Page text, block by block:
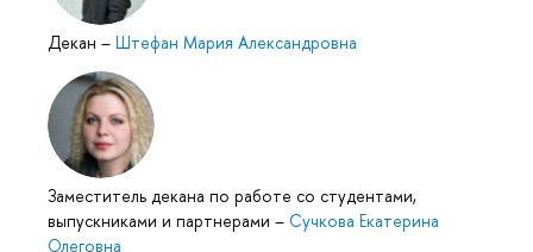
Декан – Штефан Мария Александровна
Заместитель декана по работе со студентами,
выпускниками и партнерами – Сучкова Екатерина
Олеговна